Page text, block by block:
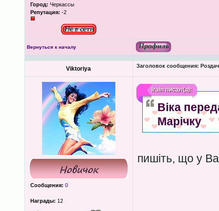
Город: Черкассы
Репутация: -2
Вернуться к началу
Viktoriya Заголовок сообщения:
Сообщения: 0
Награды: 12
lrainписал(а):
Віка
Марічку
пишіть, що у